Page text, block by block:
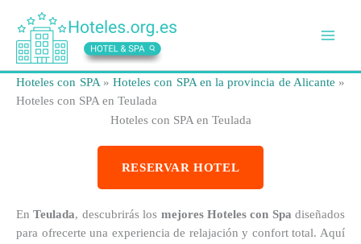
contenido
Hoteles con SPA» Hoteles con SPA en la provincia de Alicante »
Hoteles con SPA en Teulada
Hoteles con SPA en Teulada
RESERVAR HOTEL
EnTeulada, descubrirás los mejores Hoteles con Spa diseñados
para ofrecerte una experiencia de relajación y confort total. Aquí